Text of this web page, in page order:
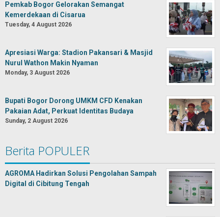
Pemkab Bogor Gelorakan Semangat
Kemerdekaan di Cisarua
Tuesday, 4 August 2026
Apresiasi Warga: Stadion Pakansari & Masjid
Nurul Wathon Makin Nyaman
Monday, 3 August 2026
Bupati Bogor Dorong UMKM CFD Kenakan
Pakaian Adat, Perkuat Identitas Budaya
Sunday, 2 August 2026
Berita POPULER
AGROMA Hadirkan Solusi Pengolahan Sampah
Digital di Cibitung Tengah